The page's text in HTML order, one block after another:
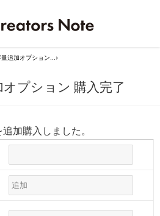
量追加オプション
プション 購入完了
加購入しました。